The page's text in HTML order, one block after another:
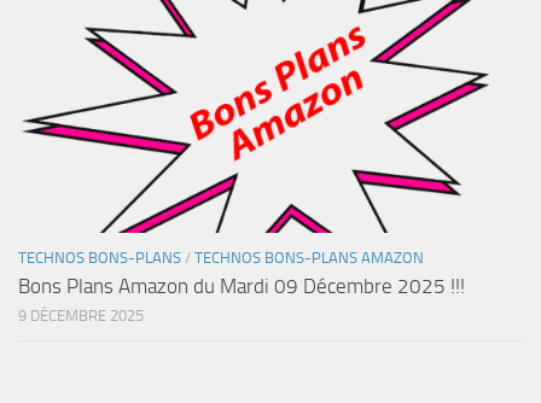
TECHNOS BONS-PLANS / TECHNOS BONS-PLANS AMAZON
Bons Plans Amazon du Mardi 09 Décembre 2025 !!!
9 DÉCEMBRE 2025